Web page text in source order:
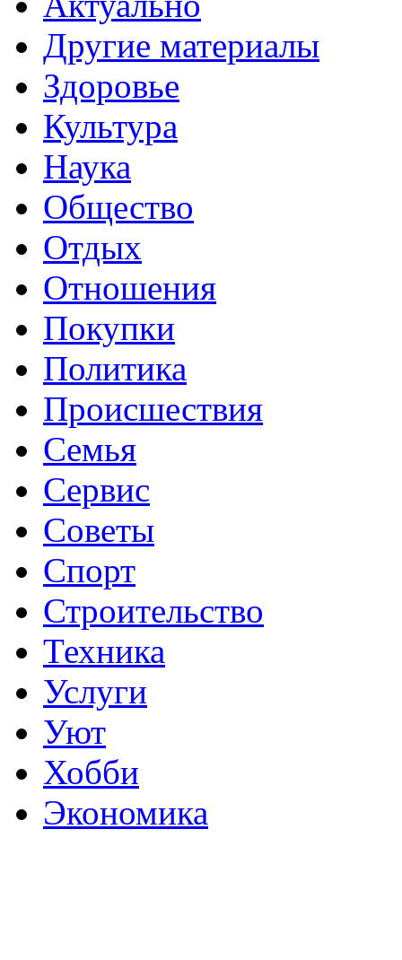
Другие материалы
Здоровье
Культура
Наука
Общество
Отдых
Отношения
Покупки
Политика
Происшествия
Семья
Сервис
Советы
Спорт
Строительство
Техника
Услуги
Уют
Хобби
Экономика